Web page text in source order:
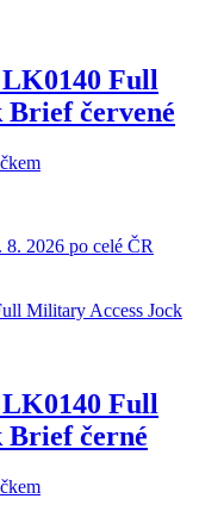
Full
červené
8. 2026 po celé ČR
Full
Brief černé